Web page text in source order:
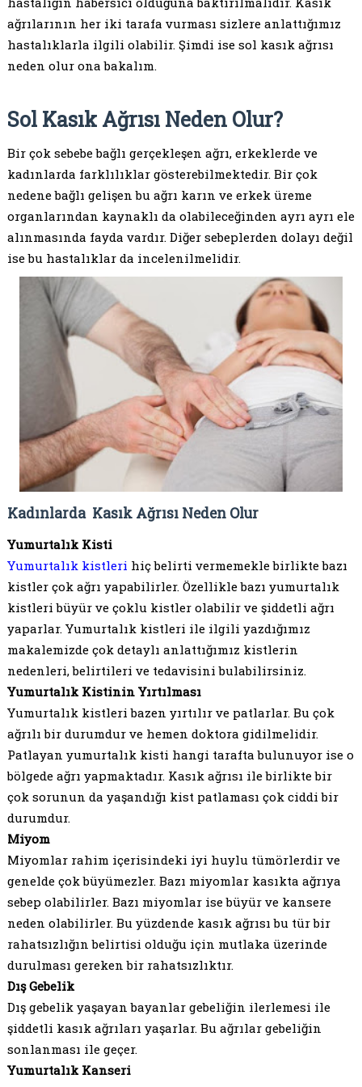
ağrılarının her iki tarafa vurması sizlere anlattığımız
hastalıklarla ilgili olabilir. Şimdi ise sol kasık ağrısı
neden olur ona bakalım.
Sol Kasık Ağrısı Neden Olur?
Bir çok sebebe bağlı gerçekleşen ağrı, erkeklerde ve
kadınlarda farklılıklar gösterebilmektedir. Bir çok
nedene bağlı gelişen bu ağrı karın ve erkek üreme
organlarından kaynaklı da olabileceğinden ayrı ayrı ele
alınmasında fayda vardır. Diğer sebeplerden dolayı değil
ise bu hastalıklar da incelenilmelidir.
Kadınlarda Kasık Ağrısı Neden Olur
Yumurtalık Kisti
Yumurtalık kistleri hiç belirti vermemekle birlikte bazı
kistler çok ağrı yapabilirler. Özellikle bazı yumurtalık
kistleri büyür ve çoklu kistler olabilir ve şiddetli ağrı
yaparlar. Yumurtalık kistleri ile ilgili yazdığımız
makalemizde çok detaylı anlattığımız kistlerin
nedenleri, belirtileri ve tedavisini bulabilirsiniz.
Yumurtalık Kistinin Yırtılması
Yumurtalık kistleri bazen yırtılır ve patlarlar. Bu çok
ağrılı bir durumdur ve hemen doktora gidilmelidir.
Patlayan yumurtalık kisti hangi tarafta bulunuyor ise o
bölgede ağrı yapmaktadır. Kasık ağrısı ile birlikte bir
çok sorunun da yaşandığı kist patlaması çok ciddi bir
durumdur.
Miyom
Miyomlar rahim içerisindeki iyi huylu tümörlerdir ve
genelde çok büyümezler. Bazı miyomlar kasıkta ağrıya
sebep olabilirler. Bazı miyomlar ise büyür ve kansere
neden olabilirler. Bu yüzdende kasık ağrısı bu tür bir
rahatsızlığın belirtisi olduğu için mutlaka üzerinde
durulması gereken bir rahatsızlıktır.
Dış Gebelik
Dış gebelik yaşayan bayanlar gebeliğin ilerlemesi ile
şiddetli kasık ağrıları yaşarlar. Bu ağrılar gebeliğin
sonlanması ile geçer.
Yumurtalık Kanseri